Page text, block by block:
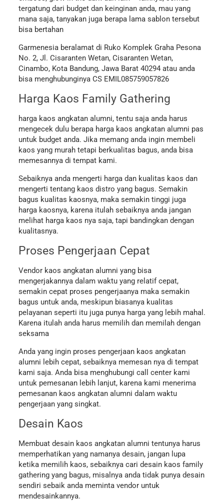
tergatung dari budget dan keinginan anda, mau yang
mana saja, tanyakan juga berapa lama sablon tersebut
bisa bertahan
Garmenesia beralamat di Ruko Komplek Graha Pesona
No. 2, Jl. Cisaranten Wetan, Cisaranten Wetan,
Cinambo, Kota Bandung, Jawa Barat 40294 atau anda
bisa menghubunginya CS EMIL085759057826
Harga Kaos Family Gathering
harga kaos angkatan alumni, tentu saja anda harus
mengecek dulu berapa harga kaos angkatan alumni pas
untuk budget anda. Jika memang anda ingin membeli
kaos yang murah tetapi berkualitas bagus, anda bisa
memesannya di tempat kami.
Sebaiknya anda mengerti harga dan kualitas kaos dan
mengerti tentang kaos distro yang bagus. Semakin
bagus kualitas kaosnya, maka semakin tinggi juga
harga kaosnya, karena itulah sebaiknya anda jangan
melihat harga kaos nya saja, tapi bandingkan dengan
kualitasnya.
Proses Pengerjaan Cepat
Vendor kaos angkatan alumni yang bisa
mengerjakannya dalam waktu yang relatif cepat,
semakin cepat proses pengerjaanya maka semakin
bagus untuk anda, meskipun biasanya kualitas
pelayanan seperti itu juga punya harga yang lebih mahal.
Karena itulah anda harus memilih dan memilah dengan
seksama
Anda yang ingin proses pengerjaan kaos angkatan
alumni lebih cepat, sebaiknya memesan nya di tempat
kami saja. Anda bisa menghubungi call center kami
untuk pemesanan lebih lanjut, karena kami menerima
pemesanan kaos angkatan alumni dalam waktu
pengerjaan yang singkat.
Desain Kaos
Membuat desain kaos angkatan alumni tentunya harus
memperhatikan yang namanya desain, jangan lupa
ketika memilih kaos, sebaiknya cari desain kaos family
gathering yang bagus, misalnya anda tidak punya desain
sendiri sebaik anda meminta vendor untuk
mendesainkannya.